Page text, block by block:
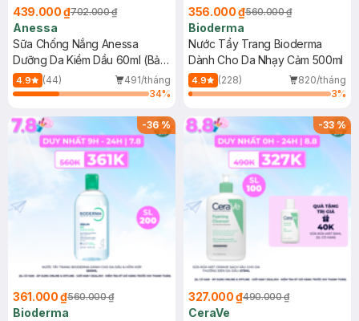
439.000 ₫702.000 ₫
Anessa
Sữa Chống Nắng Anessa
Dưỡng Da Kiềm Dầu 60ml (Bản
Mới)
4.9 (44)
491/tháng
34%
356.000 ₫560.000 ₫
Bioderma
Nước Tẩy Trang Bioderma
Dành Cho Da Nhạy Cảm 500ml
4.9 (228)
820/tháng
3%
-36%
361.000 ₫560.000 ₫
Bioderma
-33%
327.000 ₫490.000 ₫
CeraVe